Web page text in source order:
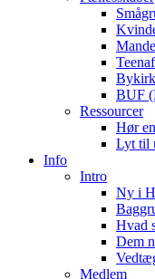
BUF
Ressourcer
Hør
Lyt til
Info
Intro
Ny i
Hvad
Dem
Medlem